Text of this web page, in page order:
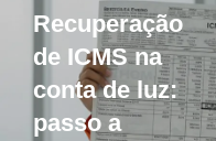
Recuperação
de ICMS na
conta de luz:
passo a